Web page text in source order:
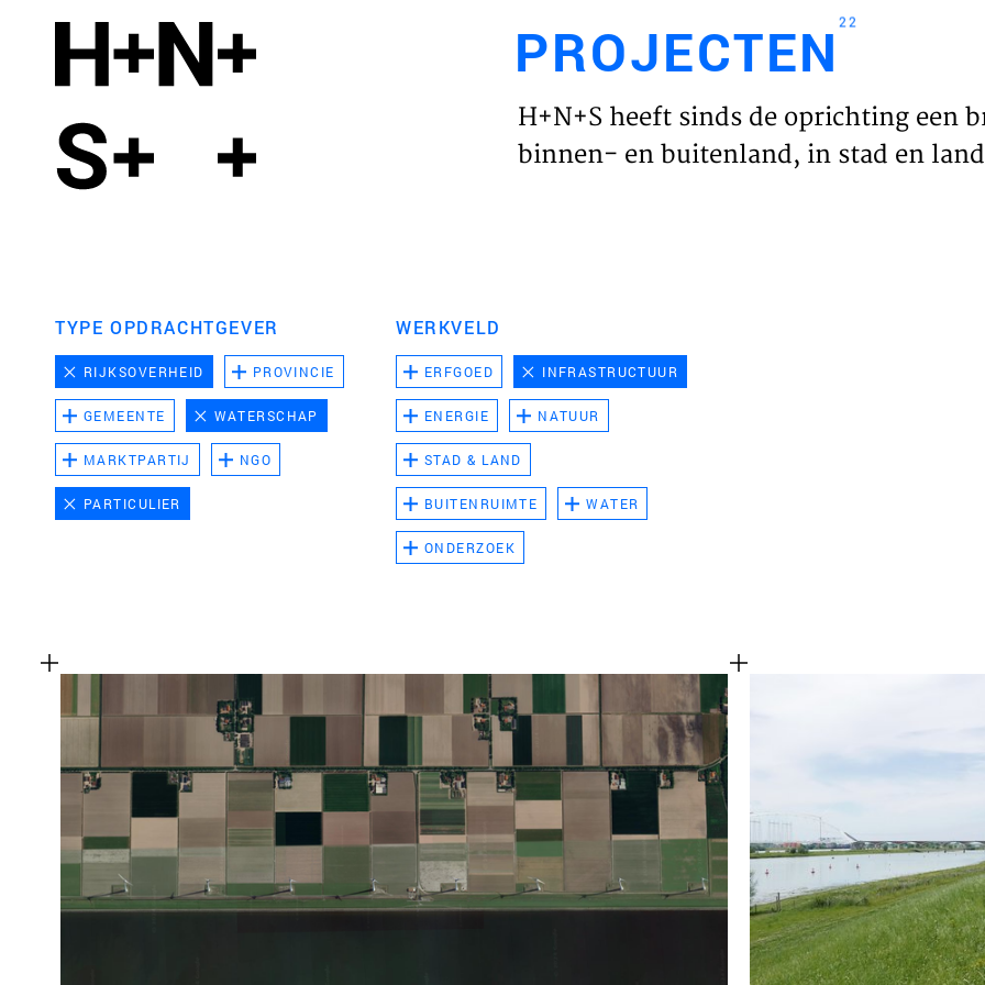
HOME
PROJECTEN22
H+N+S heeft sinds de oprichting een
binnen- en buitenland, in stad en
TYPE OPDRACHTGEVER
RIJKSOVERHEID PROVINCIE
GEMEENTE WATERSCHAP
MARKTPARTIJ NGO
PARTICULIER
WERKVELD
ERFGOED INFRASTRUCTUUR
ENERGIE NATUUR
STAD & LAND
BUITENRUIMTE WATER
ONDERZOEK